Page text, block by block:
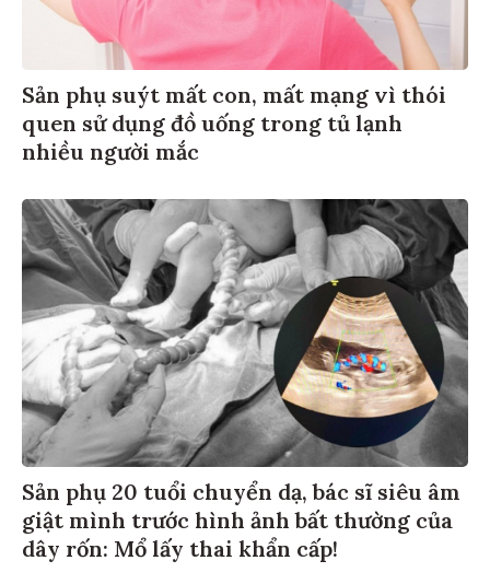
Sản phụ suýt mất con, mất mạng vì thói
quen sử dụng đồ uống trong tủ lạnh
nhiều người mắc
Sản phụ 20 tuổi chuyển dạ, bác sĩ siêu âm
giật mình trước hình ảnh bất thường của
dây rốn: Mổ lấy thai khẩn cấp!